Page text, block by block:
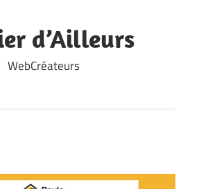
d’Ailleurs
WebCréateurs